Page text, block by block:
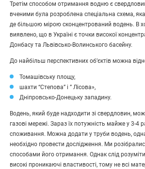
Третім способом отримання водню є
вченими була розроблена спеціальна схема,
де більшою мірою сконцентрований водень. В
виявлено, що в Україні є точки високої
Донбасу та Львівсько-Волинського басейну.
До найбільш перспективних об’єктів можна
Томашівську площу,
шахти “Степова” і ” Лісова»,
Дніпровсько-Донецьку западину.
Водень, який буде надходити зі свердловин,
газові мережі. Зараз їх потужність майже у 3-4
споживання. Можна додати у труби водень,
необхідно провести дослідження. Ми
способами його отримання. Однак слід
високі проникаючі властивості, тому не всі